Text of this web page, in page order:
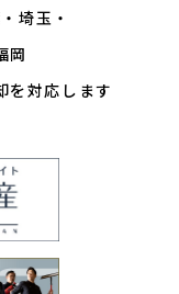
埼玉
岡
を対応します